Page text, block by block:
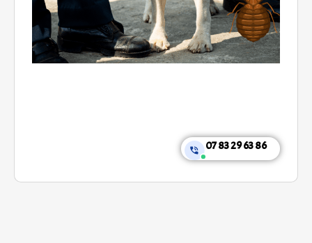
07 83 29 63 86